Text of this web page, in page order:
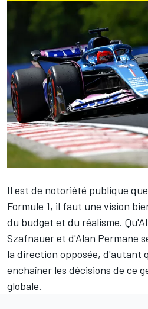
Il est de notoriété publique
Formule 1, il faut une vision
du budget et du réalisme. Qu'
Szafnauer et d'Alan Permane
la direction opposée, d'autant
enchaîner les décisions de ce
globale.